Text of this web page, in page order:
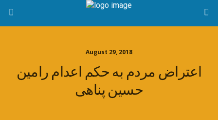
August 29, 2018
اعتراض مردم به حکم اعدام رامین
حسین پناهی